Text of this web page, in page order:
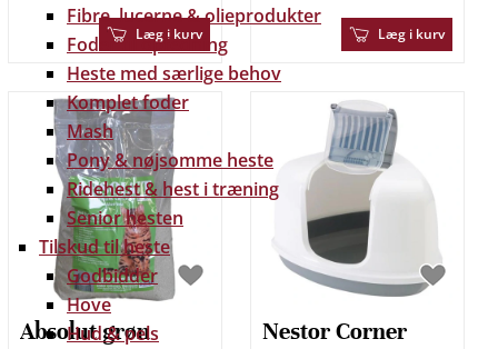
Fibre, lucerne & olieprodukter
Foder til opfedning
Heste med særlige behov
Komplet foder
Mash
Pony & nøjsomme heste
Ridehest & hest i træning
Senior hesten
Tilskud til heste
Godbidder
Hove
Hud & pels
Læg i kurv Læg i kurv
Absolut grøn
Nestor Corner